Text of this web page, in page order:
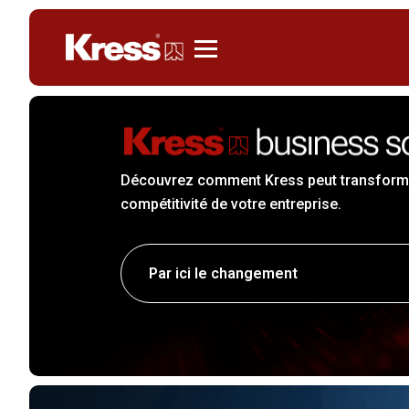
Découvrez comment Kress peut
compétitivité de votre entreprise.
Par ici le changement